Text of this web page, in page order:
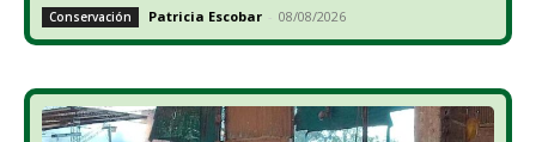
Conservación Patricia Escobar - 08/08/2026